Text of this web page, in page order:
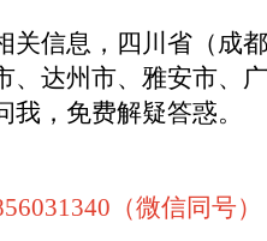
关信息，四川省（成
、达州市、雅安市、
，免费解疑答惑。
（微信同号）